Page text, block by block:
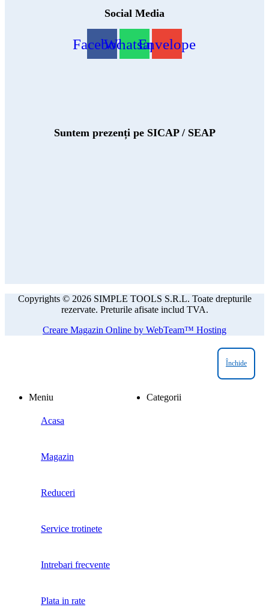
Social Media
FacebookWhatsappEnvelope
Suntem prezenți pe SICAP / SEAP
Copyrights © 2026 SIMPLE TOOLS S.R.L. Toate drepturile
rezervate. Preturile afisate includ TVA.
Creare Magazin Online by WebTeam™ Hosting
Închide
Meniu Categorii
Acasa
Magazin
Reduceri
Service trotinete
Intrebari frecvente
Plata in rate